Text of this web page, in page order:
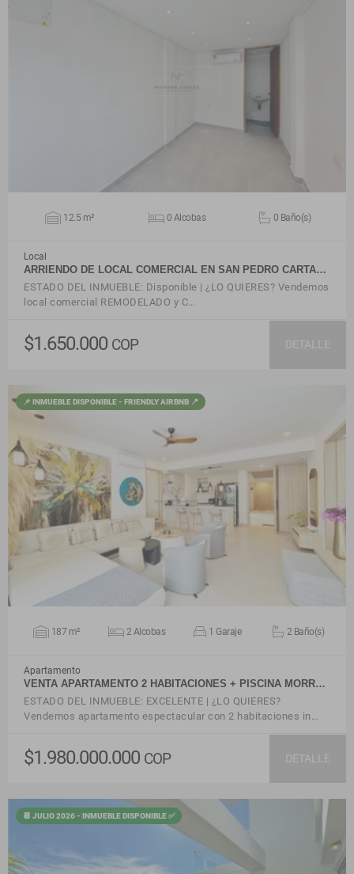
12.5 m² 0 Alcobas 0 Baño(s)
Local
ARRIENDO DE LOCAL COMERCIAL EN SAN PEDRO CARTA…
ESTADO DEL INMUEBLE: Disponible | ¿LO QUIERES? Vendemos
local comercial REMODELADO y C…
$1.650.000 COP DETALLE
📌 INMUEBLE DISPONIBLE - FRIENDLY AIRBNB 📍
VER DETALLES
187 m² 2 Alcobas 1 Garaje 2 Baño(s)
Apartamento
VENTA APARTAMENTO 2 HABITACIONES + PISCINA MORR…
ESTADO DEL INMUEBLE: EXCELENTE | ¿LO QUIERES?
Vendemos apartamento espectacular con 2 habitaciones in…
$1.980.000.000 COP DETALLE
📆 JULIO 2026 - INMUEBLE DISPONIBLE ✅